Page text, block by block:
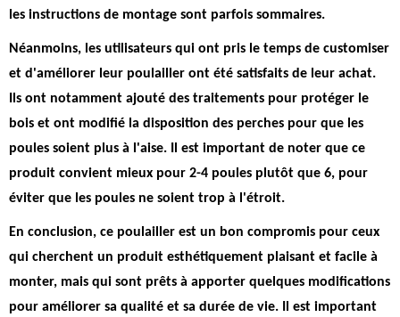
les instructions de montage sont parfois sommaires.
Néanmoins, les utilisateurs qui ont pris le temps de customiser
et d'améliorer leur poulailler ont été satisfaits de leur achat.
Ils ont notamment ajouté des traitements pour protéger le
bois et ont modifié la disposition des perches pour que les
poules soient plus à l'aise.
Il est important de noter que ce
produit convient mieux pour 2-4 poules plutôt que 6, pour
éviter que les poules ne soient trop à l'étroit.
En conclusion, ce poulailler est un bon compromis pour ceux
qui cherchent un produit esthétiquement plaisant et facile à
monter, mais qui sont prêts à apporter quelques modifications
pour améliorer sa qualité et sa durée de vie. Il est important